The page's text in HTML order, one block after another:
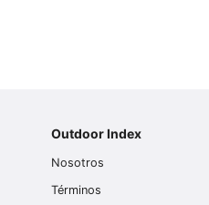
Outdoor Index
Nosotros
Términos